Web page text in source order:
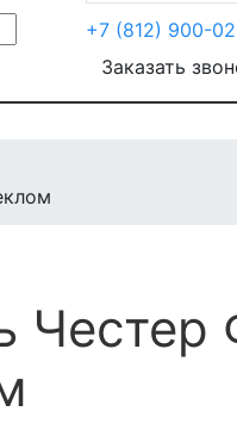
+7 (812) 900-
Заказать
Честер